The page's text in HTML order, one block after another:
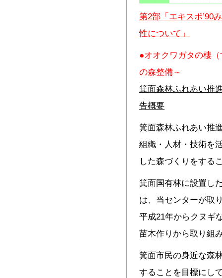
第2部「エキスポ’90
性について」
●オオクワガタの棲
の森整備～
箕面森林ふれあい
告概要
箕面森林ふれあい推
組織・人材・技術を
した森づくりをする
箕面国有林に設置し
は、当センターが取
平成21年からクヌギ
苗木作りから取り組
箕面市民の身近な森
することを目標にし